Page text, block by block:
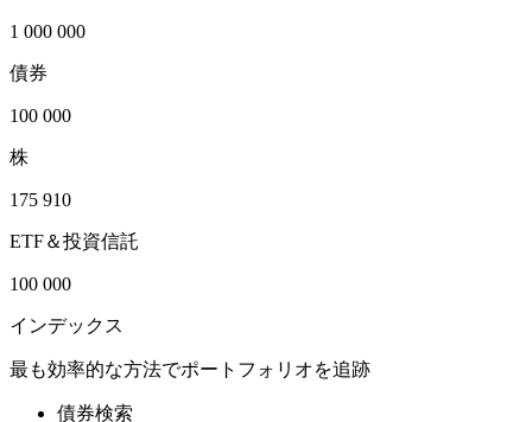
1 000 000
債券
100 000
株
175 910
ETF＆投資信託
100 000
インデックス
最も効率的な方法でポートフォリオを追跡
債券検索